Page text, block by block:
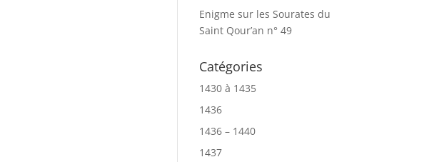
Enigme sur les Sourates du
Saint Qour’an n° 49
Catégories
1430 à 1435
1436
1436 – 1440
1437